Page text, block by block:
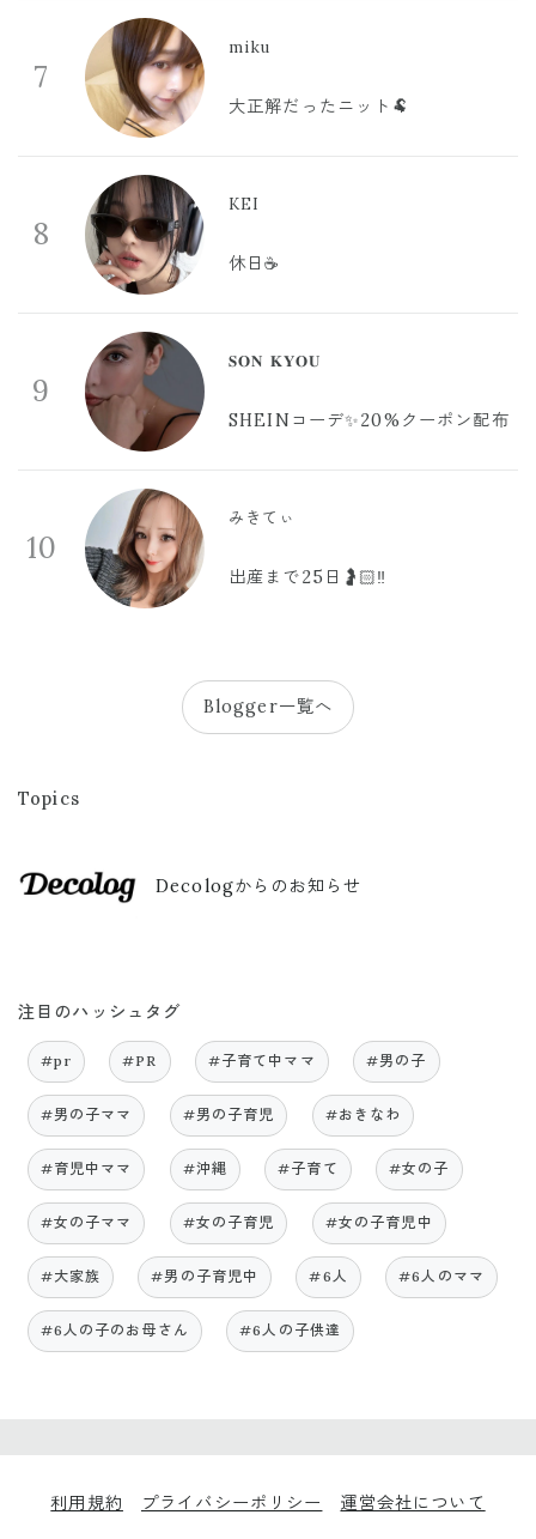
7
miku
大正解だったニット🐏
8
KEI
休日☕️
9
𝐒𝐎𝐍 𝐊𝐘𝐎𝐔
SHEINコーデ✨20%クーポン配布
10
みきてぃ
出産まで25日🤰🏻‼️
Blogger一覧へ
Topics
Decologからのお知らせ
注目のハッシュタグ
#pr #PR #子育て中ママ #男の子
#男の子ママ #男の子育児 #おきなわ
#育児中ママ #沖縄 #子育て #女の子
#女の子ママ #女の子育児 #女の子育児中
#大家族 #男の子育児中 #6人 #6人のママ
#6人の子のお母さん #6人の子供達
利用規約 プライバシーポリシー 運営会社について